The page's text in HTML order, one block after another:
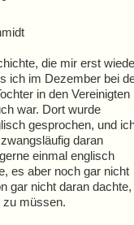
die mir erst
ich im Dezember bei
in den Vereinigten
war. Dort wurde
gesprochen, und
daran
einmal englisch
es aber noch gar nicht
gar nicht daran dachte,
zu müssen.